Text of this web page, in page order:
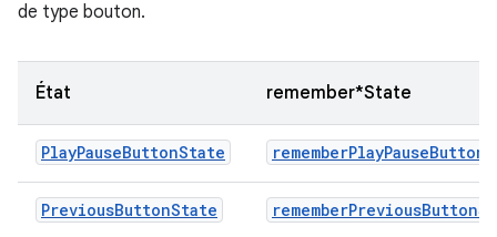
de type bouton.
État remember*State
PlayPauseButtonState
PreviousButtonState